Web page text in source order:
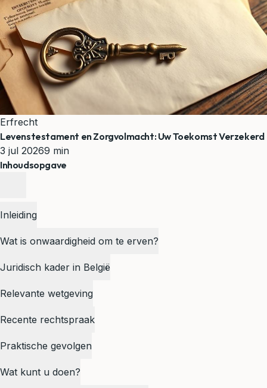
Erfrecht
Levenstestament en Zorgvolmacht: Uw Toekomst Verzekerd
3 jul 20269 min
Inhoudsopgave
Inleiding
Wat is onwaardigheid om te erven?
Juridisch kader in België
Relevante wetgeving
Recente rechtspraak
Praktische gevolgen
Wat kunt u doen?